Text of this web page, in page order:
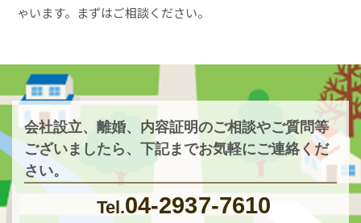
ゃいます。まずはご相談ください。
会社設立、離婚、内容証明のご相談やご質問等
ございましたら、 下記までお気軽にご連絡くだ
さい。
Tel.04-2937-7610